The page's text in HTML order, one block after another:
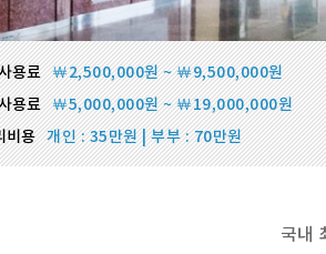
용료 ￦2,500,000원 ~ ￦9,500,000원
용료 ￦5,000,000원 ~ ￦19,000,000원
비용 개인 : 35만원 | 부부 : 70만원
국내